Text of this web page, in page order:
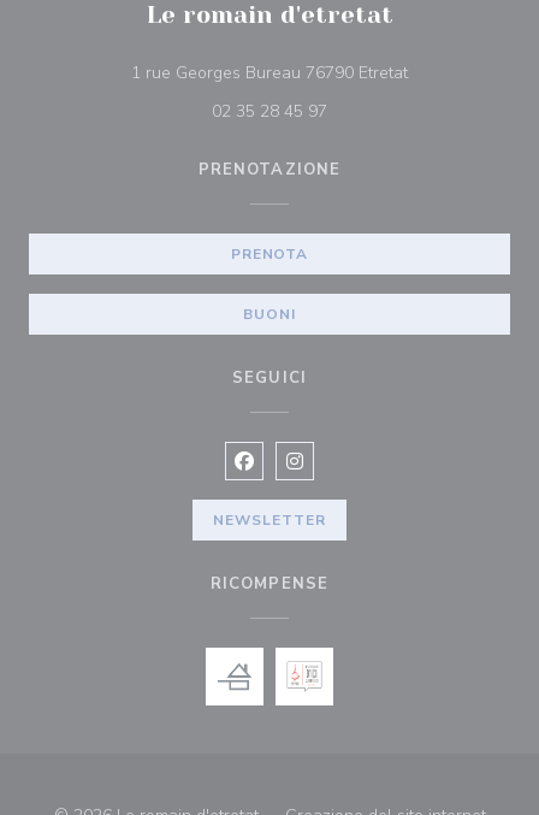
Le romain d'etretat
1 rue Georges Bureau 76790 Etretat((apre una
02 35 28 45 97
PRENOTAZIONE
PRENOTA
BUONI
SEGUICI
Facebook ((apre una nuova
Instagram ((apre una nuova
NEWSLETTER
RICOMPENSE